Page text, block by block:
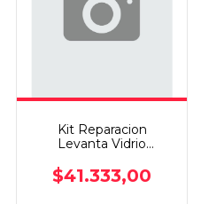
Kit Reparacion
Levanta Vidrio
Completo
$41.333,00